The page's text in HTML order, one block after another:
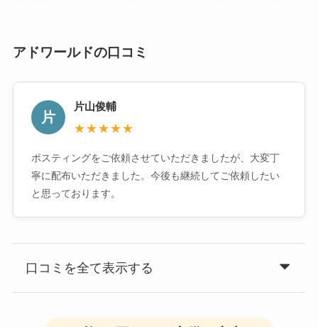
アドワールドの口コミ
片
片山俊輔
★★★★★
ポスティングをご依頼させていただきましたが、大変丁
寧に配布いただきました。今後も継続してご依頼したい
と思っております。
口コミを全て表示する